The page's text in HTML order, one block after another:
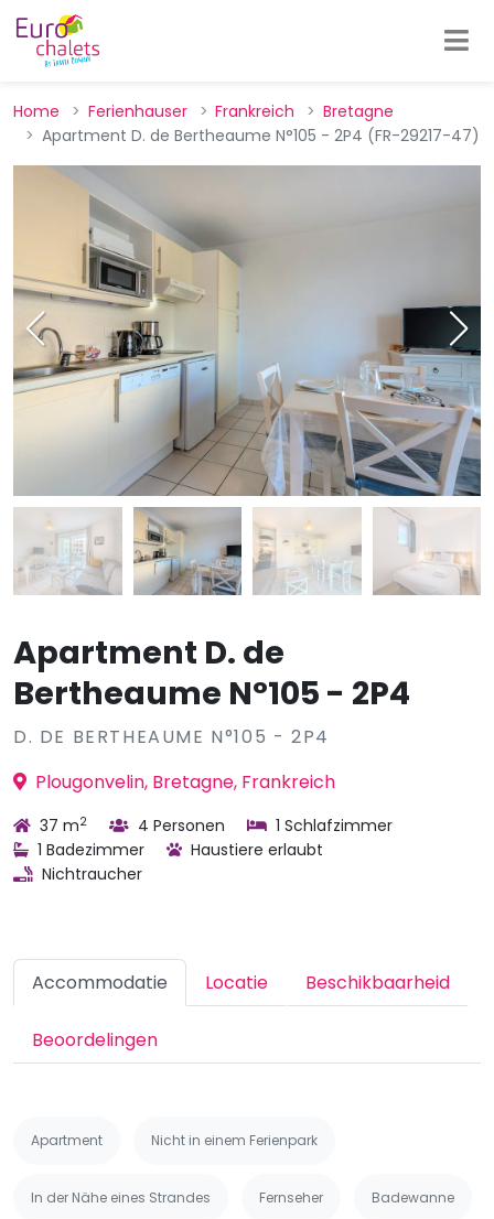
Home Ferienhauser Frankreich
Bretagne
Apartment D. de Bertheaume N°105 - 2P4 (FR-29217-47)
Apartment D. de
Bertheaume N°105 - 2P4
D. DE BERTHEAUME N°105 - 2P4
Plougonvelin, Bretagne, Frankreich
37 m2 4 Personen
1 Schlafzimmer
1 Badezimmer
Haustiere erlaubt
Nichtraucher
Accommodatie Locatie Beschikbaarheid
Beoordelingen
Apartment Nicht in einem Ferienpark
In der Nähe eines Strandes Fernseher Badewanne